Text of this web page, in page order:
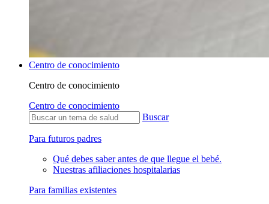
Centro de conocimiento
Centro de conocimiento
Centro de conocimiento
Buscar
Para futuros padres
Qué debes saber antes de que llegue el bebé.
Nuestras afiliaciones hospitalarias
Para familias existentes